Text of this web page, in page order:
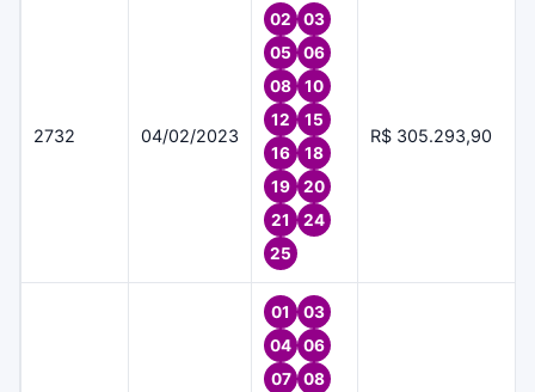
2732 04/02/2023
02
03
05
06
08
10
12
15
16
18
19
20
21
24
25
R$ 305.293,90
01
03
04
06
07
08